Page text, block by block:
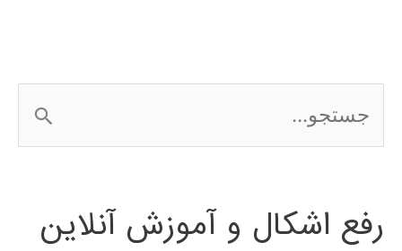
س
ج
رفع اشکال و آموزش آنلاین